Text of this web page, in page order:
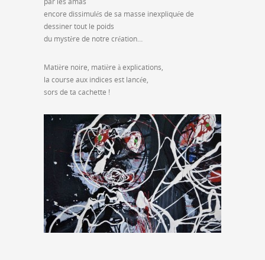
encore dissimulés de sa masse inexpliquée de
dessiner tout le poids
du mystère de notre création…
Matière noire, matière à explications,
la course aux indices est lancée,
sors de ta cachette !